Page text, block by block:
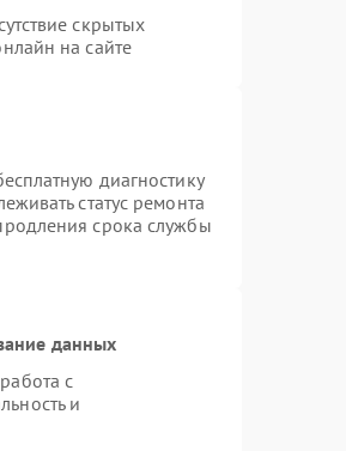
скрытых
на сайте
диагностику
статус ремонта
срока службы
данных
с
и